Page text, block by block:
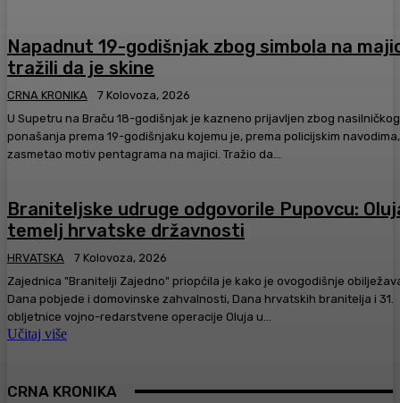
Napadnut 19-godišnjak zbog simbola na
tražili da je skine
CRNA KRONIKA
7 Kolovoza, 2026
U Supetru na Braču 18-godišnjak je kazneno prijavljen zbog nasilničkog
ponašanja prema 19-godišnjaku kojemu je, prema policijskim navodima,
zasmetao motiv pentagrama na majici. Tražio da...
Braniteljske udruge odgovorile Pupovcu:
temelj hrvatske državnosti
HRVATSKA
7 Kolovoza, 2026
Zajednica "Branitelji Zajedno" priopćila je kako je ovogodišnje
Dana pobjede i domovinske zahvalnosti, Dana hrvatskih branitelja i 31.
obljetnice vojno-redarstvene operacije Oluja u...
Učitaj više
CRNA KRONIKA